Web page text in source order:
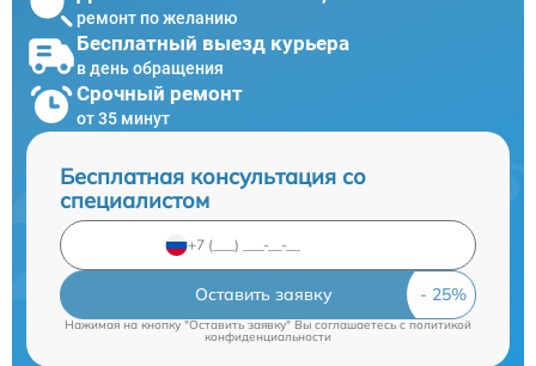
ремонт по желанию
Бесплатный выезд курьера
в день обращения
Срочный ремонт
от 35 минут
Бесплатная консультация со
специалистом
Оставить заявку
Нажимая на кнопку "Оставить заявку" Вы соглашаетесь cполитикой
конфиденциальности